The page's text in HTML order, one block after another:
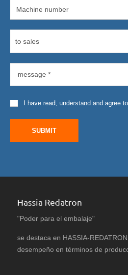
I have read, understand and agree
SUBMIT
Hassia Redatron
"Poder para el embalaje"
se destaca en HASSIA-
desempeño en términos de